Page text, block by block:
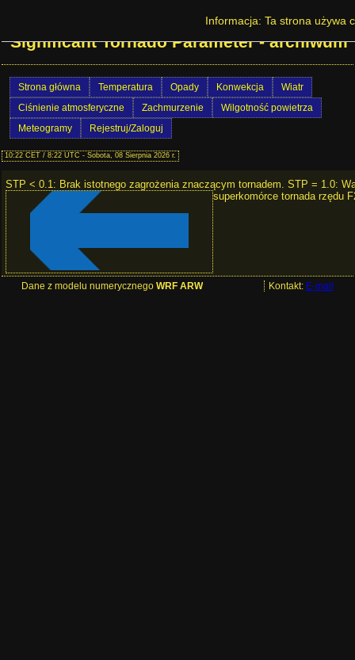
Prognoza pogody w Polsce - STP -
Significant Tornado Parameter - archiwum
Strona główna Temperatura Opady Konwekcja
Wiatr
Ciśnienie atmosferyczne
Zachmurzenie
Wilgotność powietrza
Meteogramy
Rejestruj/Zaloguj
10:22 CET / 8:22 UTC - Sobota, 08 Sierpnia 2026 r.
STP < 0.1: Brak istotnego zagrożenia znaczącym tornadem. STP = 1.0:
superkomórce tornada rzędu
Dane z modelu numerycznego WRF ARW Kontakt: E-mail
Informacja: Ta strona używa